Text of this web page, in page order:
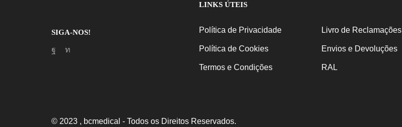
SIGA-NOS!
Facebook
Linkedin
LINKS ÚTEIS
Política de Privacidade
Política de Cookies
Termos e Condições
Livro de Reclamações
Envios e Devoluções
RAL
© 2023 , bcmedical - Todos os Direitos Reservados.